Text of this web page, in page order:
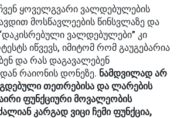
ყოველგვარი ვალდებულების
მოსწავლეების წინსვლაზე და
ვალდებულები” კი
იწვევს, იმიტომ რომ გაუგებარია
და რას დაგავალებენ
რაიონის დონეზე. ნამდვილად არ
თეთრებისა და ლარების
ფუნქციური მოვალეობის
კარგად ვიცი ჩემი ფუნქცია,